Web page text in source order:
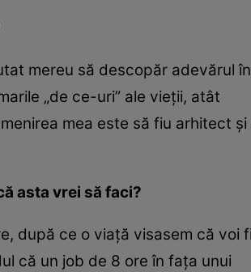
mereu să descopăr adevărul
„de ce-uri” ale vieții, atât
mea este să fiu arhitect și
asta vrei să faci?
după ce o viață visasem că voi
că un job de 8 ore în fața unui